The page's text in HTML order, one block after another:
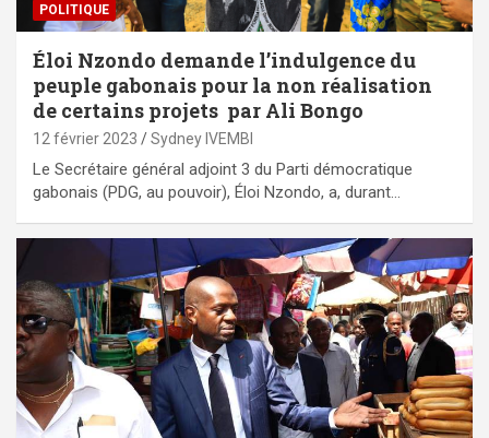
POLITIQUE
Éloi Nzondo demande l’indulgence du
peuple gabonais pour la non réalisation
de certains projets par Ali Bongo
12 février 2023 Sydney IVEMBI
Le Secrétaire général adjoint 3 du Parti démocratique
gabonais (PDG, au pouvoir), Éloi Nzondo, a, durant…